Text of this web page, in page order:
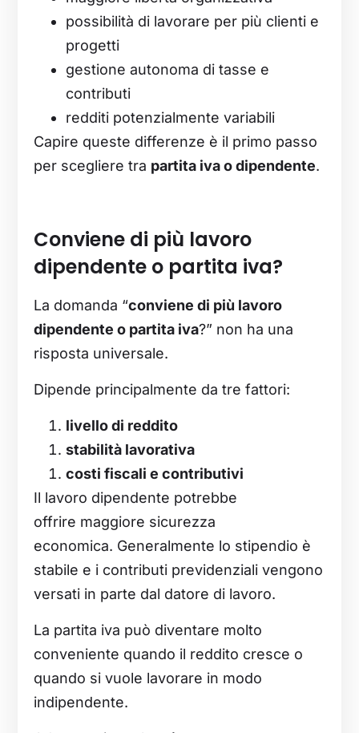
possibilità di lavorare per più clienti e
progetti
gestione autonoma di tasse e
contributi
redditi potenzialmente variabili
Capire queste differenze è il primo passo
per scegliere tra partita iva o dipendente.
Conviene di più lavoro
dipendente o partita iva?
La domanda “conviene di più lavoro
dipendente o partita iva?” non ha una
risposta universale.
Dipende principalmente da tre fattori:
livello di reddito
stabilità lavorativa
costi fiscali e contributivi
Il lavoro dipendente potrebbe
offrire maggiore sicurezza
economica. Generalmente lo stipendio è
stabile e i contributi previdenziali vengono
versati in parte dal datore di lavoro.
La partita iva può diventare molto
conveniente quando il reddito cresce o
quando si vuole lavorare in modo
indipendente.